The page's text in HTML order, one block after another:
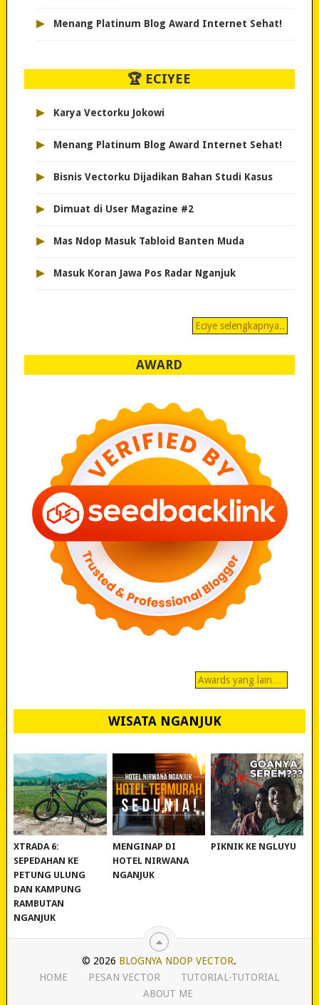
▸ Menang Platinum Blog Award Internet Sehat!
🏆 ECIYEE
▸ Karya Vectorku Jokowi
▸ Menang Platinum Blog Award Internet Sehat!
▸ Bisnis Vectorku Dijadikan Bahan Studi Kasus
▸ Dimuat di User Magazine #2
▸ Mas Ndop Masuk Tabloid Banten Muda
▸ Masuk Koran Jawa Pos Radar Nganjuk
Eciye selengkapnya..
AWARD
Awards yang lain…
WISATA NGANJUK
REVIEW POLYGON
XTRADA 6:
SEPEDAHAN KE
PETUNG ULUNG
DAN KAMPUNG
RAMBUTAN
NGANJUK
MURAH BANGET!
MENGINAP DI
HOTEL NIRWANA
NGANJUK
WISATA NGANJUK:
PIKNIK KE NGLUYU
© 2026 BLOGNYA NDOP VECTOR.
HOME
PESAN VECTOR
TUTORIAL-TUTORIAL
ABOUT ME